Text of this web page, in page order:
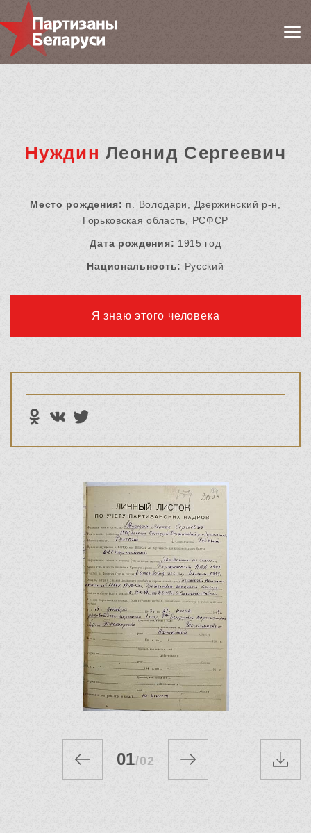
Нуждин Леонид Сергеевич
Место рождения: п. Володари, Дзержинский р-н,
Горьковская область, РСФСР
Дата рождения: 1915 год
Национальность: Русский
Я знаю этого человека
01/02